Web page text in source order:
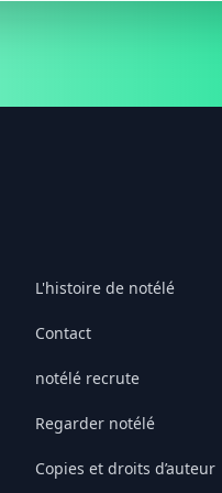
L'histoire de notélé
Contact
notélé recrute
Regarder notélé
Copies et droits d’auteur